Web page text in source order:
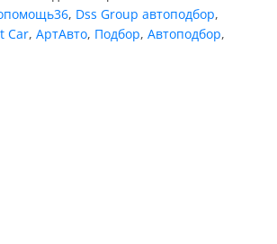
, Dss Group автоподбор,
Car, АртАвто, Подбор, Автоподбор,